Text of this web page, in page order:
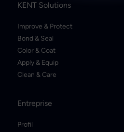
KENT Solutions
Improve & Protect
Bond & Seal
Color & Coat
Apply & Equip
Clean & Care
Entreprise
Profil